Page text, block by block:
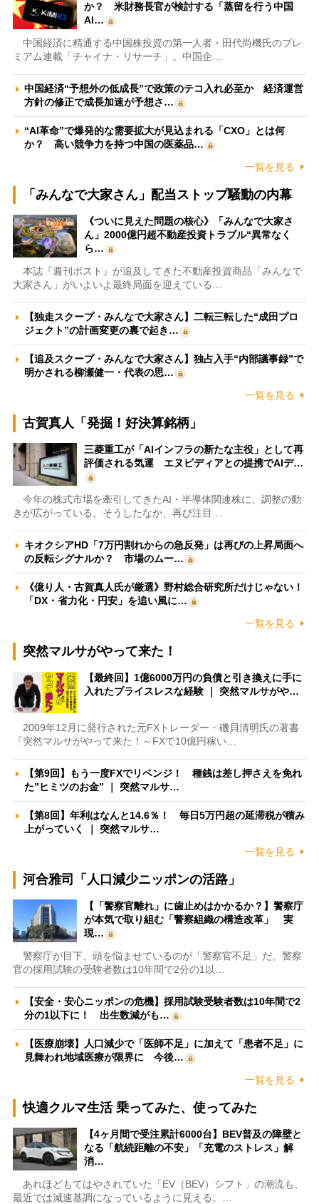
か？ 米財務長官が検討する「蒸留を行う中国
AI…
中国経済に精通する中国株投資の第一人者・田代尚機氏のプレ
ミアム連載「チャイナ・リサーチ」。中国企…
中国経済“予想外の低成長”で政策のテコ入れ必至か 経済運営
方針の修正で成長加速が予想さ…
“AI革命”で爆発的な需要拡大が見込まれる「CXO」とは何
か？ 高い競争力を持つ中国の医薬品…
一覧を見る
「みんなで大家さん」配当ストップ騒動の内幕
《ついに見えた問題の核心》「みんなで大家さ
ん」2000億円超不動産投資トラブル“異常なく
ら…
本誌『週刊ポスト』が追及してきた不動産投資商品「みんなで
大家さん」がいよいよ最終局面を迎えている…
【独走スクープ・みんなで大家さん】二転三転した“成田プロ
ジェクト”の計画変更の裏で起き…
【追及スクープ・みんなで大家さん】独占入手“内部議事録”で
明かされる柳瀬健一・代表の思…
一覧を見る
古賀真人「発掘！好決算銘柄」
三菱重工が「AIインフラの新たな主役」として再
評価される気運 エヌビディアとの提携でAIデ…
今年の株式市場を牽引してきたAI・半導体関連株に、調整の動
きが広がっている。そうしたなか、再び注目…
キオクシアHD「7万円割れからの急反発」は再びの上昇局面へ
の反転シグナルか？ 市場のムー…
《億り人・古賀真人氏が厳選》野村総合研究所だけじゃない！
「DX・省力化・円安」を追い風に…
一覧を見る
突然マルサがやって来た！
【最終回】1億6000万円の負債と引き換えに手に
入れたプライスレスな経験 ｜ 突然マルサがや…
2009年12月に発行された元FXトレーダー・磯貝清明氏の著書
『突然マルサがやって来た！～FXで10億円稼い…
【第9回】もう一度FXでリベンジ！ 種銭は差し押さえを免れ
た”ヒミツのお金” ｜ 突然マルサ…
【第8回】年利はなんと14.6％！ 毎日5万円超の延滞税が積み
上がっていく ｜ 突然マルサ…
一覧を見る
河合雅司「人口減少ニッポンの活路」
【「警察官離れ」に歯止めはかかるか？】警察庁
が本気で取り組む「警察組織の構造改革」 実
現…
警察庁が目下、頭を悩ませているのが「警察官不足」だ。警察
官の採用試験の受験者数は10年間で2分の1以…
【安全・安心ニッポンの危機】採用試験受験者数は10年間で2
分の1以下に！ 出生数減がも…
【医療崩壊】人口減少で「医師不足」に加えて「患者不足」に
見舞われ地域医療が限界に 今後…
一覧を見る
快適クルマ生活 乗ってみた、使ってみた
【4ヶ月間で受注累計6000台】BEV普及の障壁と
なる「航続距離の不安」「充電のストレス」解
消…
あれほどもてはやされていた「EV（BEV）シフト」の潮流も、
最近では減速基調になっているように見える。…